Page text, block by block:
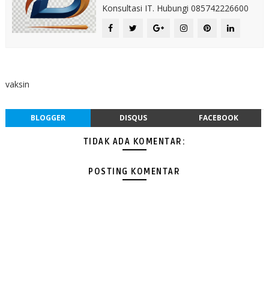
Konsultasi IT. Hubungi 085742226600
vaksin
BLOGGER DISQUS FACEBOOK
TIDAK ADA KOMENTAR:
POSTING KOMENTAR